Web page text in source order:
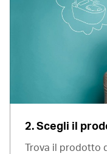
2. Scegli il
Trova il prodotto